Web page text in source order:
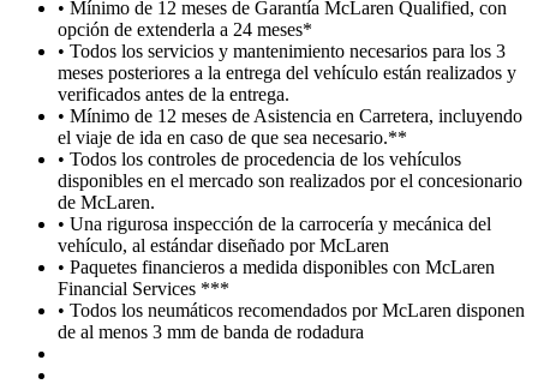
• Mínimo de 12 meses de Garantía McLaren Qualified, con
opción de extenderla a 24 meses*
• Todos los servicios y mantenimiento necesarios para los 3
meses posteriores a la entrega del vehículo están realizados y
verificados antes de la entrega.
• Mínimo de 12 meses de Asistencia en Carretera, incluyendo
el viaje de ida en caso de que sea necesario.**
• Todos los controles de procedencia de los vehículos
disponibles en el mercado son realizados por el concesionario
de McLaren.
• Una rigurosa inspección de la carrocería y mecánica del
vehículo, al estándar diseñado por McLaren
• Paquetes financieros a medida disponibles con McLaren
Financial Services ***
• Todos los neumáticos recomendados por McLaren disponen
de al menos 3 mm de banda de rodadura